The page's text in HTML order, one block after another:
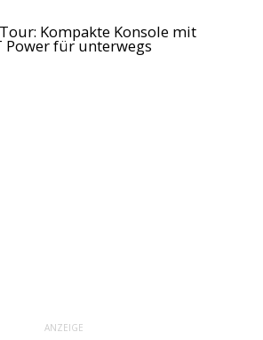
Tour: Kompakte Konsole mit
Power für unterwegs
ANZEIGE